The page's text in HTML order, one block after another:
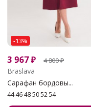
-13%
3 967₽ 4 800₽
Braslava
Сарафан бордовы...
44 46 48 50 52 54